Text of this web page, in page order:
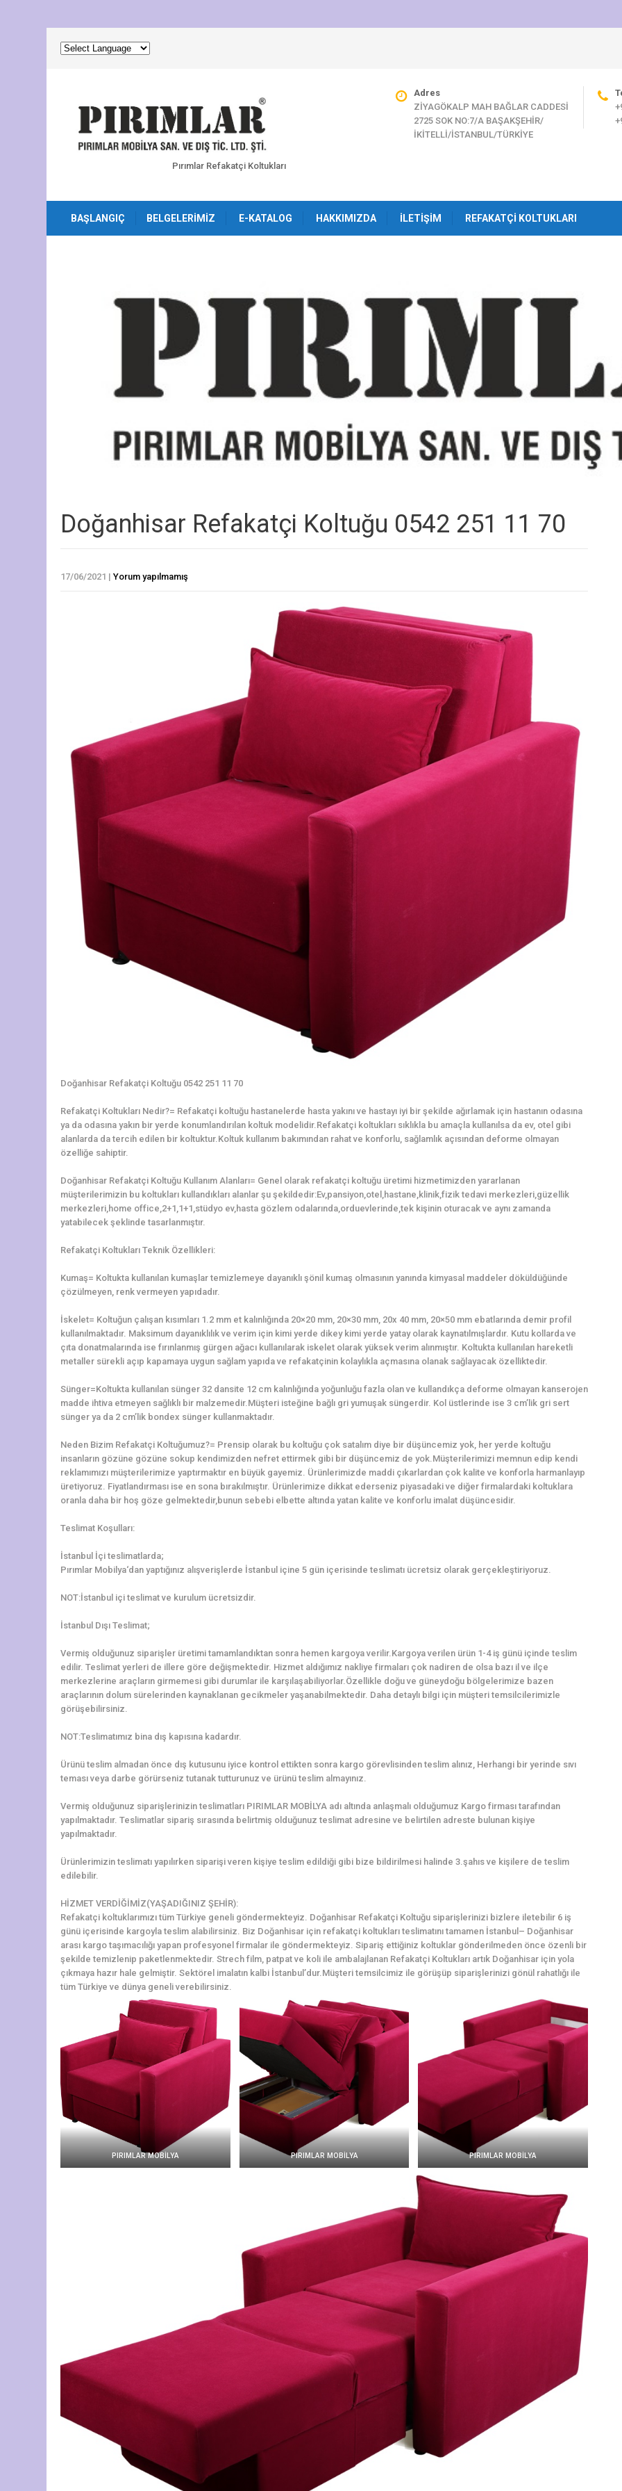
Pırımlar Refakatçi Koltukları
Adres
ZİYAGÖKALP MAH BAĞLAR CADDESİ
2725 SOK NO:7/A BAŞAKŞEHİR/
İKİTELLİ/İSTANBUL/TÜRKİYE
BAŞLANGIÇ BELGELERIMIZ E-KATALOG HAKKIMIZDA İLETIŞIM REFAKATÇI KOLTUKLARI
Doğanhisar Refakatçi Koltuğu 0542 251 11 70
17/06/2021 | Yorum yapılmamış
Doğanhisar Refakatçi Koltuğu 0542 251 11 70
Refakatçi Koltukları Nedir?= Refakatçi koltuğu hastanelerde hasta yakını ve hastayı iyi bir şekilde ağırlamak için hastanın odasına
ya da odasına yakın bir yerde konumlandırılan koltuk modelidir.Refakatçi koltukları sıklıkla bu amaçla kullanılsa da ev, otel gibi
alanlarda da tercih edilen bir koltuktur.Koltuk kullanım bakımından rahat ve konforlu, sağlamlık açısından deforme olmayan
özelliğe sahiptir.
Doğanhisar Refakatçi Koltuğu Kullanım Alanları= Genel olarak refakatçi koltuğu üretimi hizmetimizden yararlanan
müşterilerimizin bu koltukları kullandıkları alanlar şu şekildedir:Ev,pansiyon,otel,hastane,klinik,fizik tedavi merkezleri,güzellik
merkezleri,home office,2+1,1+1,stüdyo ev,hasta gözlem odalarında,orduevlerinde,tek kişinin oturacak ve aynı zamanda
yatabilecek şeklinde tasarlanmıştır.
Refakatçi Koltukları Teknik Özellikleri:
Kumaş= Koltukta kullanılan kumaşlar temizlemeye dayanıklı şönil kumaş olmasının yanında kimyasal maddeler döküldüğünde
çözülmeyen, renk vermeyen yapıdadır.
İskelet= Koltuğun çalışan kısımları 1.2 mm et kalınlığında 20×20 mm, 20×30 mm, 20x 40 mm, 20×50 mm ebatlarında demir profil
kullanılmaktadır. Maksimum dayanıklılık ve verim için kimi yerde dikey kimi yerde yatay olarak kaynatılmışlardır. Kutu kollarda ve
çıta donatmalarında ise fırınlanmış gürgen ağacı kullanılarak iskelet olarak yüksek verim alınmıştır. Koltukta kullanılan hareketli
metaller sürekli açıp kapamaya uygun sağlam yapıda ve refakatçinin kolaylıkla açmasına olanak sağlayacak özelliktedir.
Sünger=Koltukta kullanılan sünger 32 dansite 12 cm kalınlığında yoğunluğu fazla olan ve kullandıkça deforme olmayan kanserojen
madde ihtiva etmeyen sağlıklı bir malzemedir.Müşteri isteğine bağlı gri yumuşak süngerdir. Kol üstlerinde ise 3 cm’lik gri sert
sünger ya da 2 cm’lik bondex sünger kullanmaktadır.
Neden Bizim Refakatçi Koltuğumuz?= Prensip olarak bu koltuğu çok satalım diye bir düşüncemiz yok, her yerde koltuğu
insanların gözüne gözüne sokup kendimizden nefret ettirmek gibi bir düşüncemiz de yok.Müşterilerimizi memnun edip kendi
reklamımızı müşterilerimize yaptırmaktır en büyük gayemiz. Ürünlerimizde maddi çıkarlardan çok kalite ve konforla harmanlayıp
üretiyoruz. Fiyatlandırması ise en sona bırakılmıştır. Ürünlerimize dikkat ederseniz piyasadaki ve diğer firmalardaki koltuklara
oranla daha bir hoş göze gelmektedir,bunun sebebi elbette altında yatan kalite ve konforlu imalat düşüncesidir.
Teslimat Koşulları:
İstanbul İçi teslimatlarda;
Pırımlar Mobilya‘dan yaptığınız alışverişlerde İstanbul içine 5 gün içerisinde teslimatı ücretsiz olarak gerçekleştiriyoruz.
NOT:İstanbul içi teslimat ve kurulum ücretsizdir.
İstanbul Dışı Teslimat;
Vermiş olduğunuz siparişler üretimi tamamlandıktan sonra hemen kargoya verilir.Kargoya verilen ürün 1-4 iş günü içinde teslim
edilir. Teslimat yerleri de illere göre değişmektedir. Hizmet aldığımız nakliye firmaları çok nadiren de olsa bazı il ve ilçe
merkezlerine araçların girmemesi gibi durumlar ile karşılaşabiliyorlar.Özellikle doğu ve güneydoğu bölgelerimize bazen
araçlarının dolum sürelerinden kaynaklanan gecikmeler yaşanabilmektedir. Daha detaylı bilgi için müşteri temsilcilerimizle
görüşebilirsiniz.
NOT:Teslimatımız bina dış kapısına kadardır.
Ürünü teslim almadan önce dış kutusunu iyice kontrol ettikten sonra kargo görevlisinden teslim alınız, Herhangi bir yerinde sıvı
teması veya darbe görürseniz tutanak tutturunuz ve ürünü teslim almayınız.
Vermiş olduğunuz siparişlerinizin teslimatları PIRIMLAR MOBİLYA adı altında anlaşmalı olduğumuz Kargo firması tarafından
yapılmaktadır. Teslimatlar sipariş sırasında belirtmiş olduğunuz teslimat adresine ve belirtilen adreste bulunan kişiye
yapılmaktadır.
Ürünlerimizin teslimatı yapılırken siparişi veren kişiye teslim edildiği gibi bize bildirilmesi halinde 3.şahıs ve kişilere de teslim
edilebilir.
HİZMET VERDİĞİMİZ(YAŞADIĞINIZ ŞEHİR):
Refakatçi koltuklarımızı tüm Türkiye geneli göndermekteyiz. Doğanhisar Refakatçi Koltuğu siparişlerinizi bizlere iletebilir 6 iş
günü içerisinde kargoyla teslim alabilirsiniz. Biz Doğanhisar için refakatçi koltukları teslimatını tamamen İstanbul– Doğanhisar
arası kargo taşımacılığı yapan profesyonel firmalar ile göndermekteyiz. Sipariş ettiğiniz koltuklar gönderilmeden önce özenli bir
şekilde temizlenip paketlenmektedir. Strech film, patpat ve koli ile ambalajlanan Refakatçi Koltukları artık Doğanhisar için yola
çıkmaya hazır hale gelmiştir. Sektörel imalatın kalbi İstanbul’dur.Müşteri temsilcimiz ile görüşüp siparişlerinizi gönül rahatlığı ile
tüm Türkiye ve dünya geneli verebilirsiniz.
PIRIMLAR MOBİLYA PIRIMLAR MOBİLYA PIRIMLAR MOBİLYA